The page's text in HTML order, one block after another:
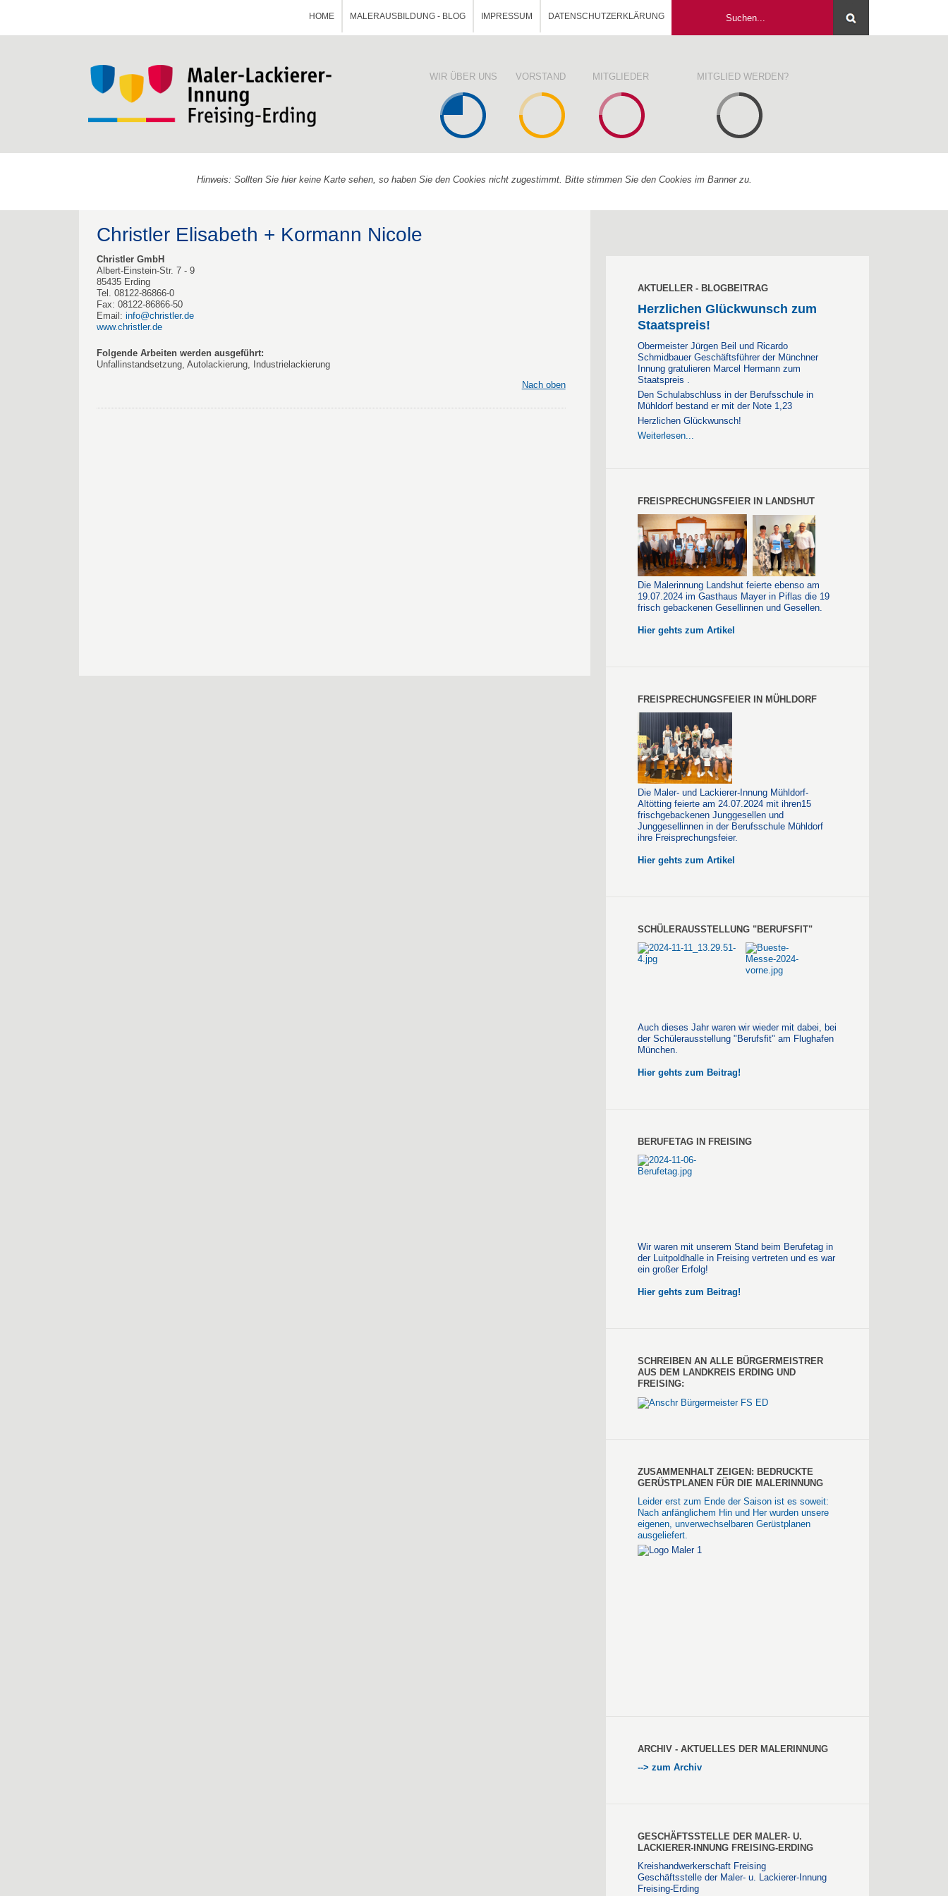
DATENSCHUTZERKLÄRUNG
IMPRESSUM
MALERAUSBILDUNG - BLOG
HOME
WIR ÜBER UNS VORSTAND MITGLIEDER MITGLIED WERDEN?
Hinweis: Sollten Sie hier keine Karte sehen, so haben Sie den Cookies nicht zugestimmt. Bitte stimmen Sie den Cookies im Banner zu.
Christler Elisabeth + Kormann Nicole
Christler GmbH
Albert-Einstein-Str. 7 - 9
85435 Erding
Tel. 08122-86866-0
Fax: 08122-86866-50
Email: info@christler.de
www.christler.de
Folgende Arbeiten werden ausgeführt:
Unfallinstandsetzung, Autolackierung, Industrielackierung
Nach oben
AKTUELLER - BLOGBEITRAG
Herzlichen Glückwunsch zum
Staatspreis!
Obermeister Jürgen Beil und Ricardo
Schmidbauer Geschäftsführer der Münchner
Innung gratulieren Marcel Hermann zum
Staatspreis .
Den Schulabschluss in der Berufsschule in
Mühldorf bestand er mit der Note 1,23
Herzlichen Glückwunsch!
Weiterlesen...
FREISPRECHUNGSFEIER IN LANDSHUT
Die Malerinnung Landshut feierte ebenso am
19.07.2024 im Gasthaus Mayer in Piflas die 19
frisch gebackenen Gesellinnen und Gesellen.
Hier gehts zum Artikel
FREISPRECHUNGSFEIER IN MÜHLDORF
Die Maler- und Lackierer-Innung Mühldorf-
Altötting feierte am 24.07.2024 mit ihren15
frischgebackenen Junggesellen und
Junggesellinnen in der Berufsschule Mühldorf
ihre Freisprechungsfeier.
Hier gehts zum Artikel
SCHÜLERAUSSTELLUNG "BERUFSFIT"
Auch dieses Jahr waren wir wieder mit dabei, bei
der Schülerausstellung "Berufsfit" am Flughafen
München.
Hier gehts zum Beitrag!
BERUFETAG IN FREISING
Wir waren mit unserem Stand beim Berufetag in
der Luitpoldhalle in Freising vertreten und es war
ein großer Erfolg!
Hier gehts zum Beitrag!
SCHREIBEN AN ALLE BÜRGERMEISTRER
AUS DEM LANDKREIS ERDING UND
FREISING:
ZUSAMMENHALT ZEIGEN: BEDRUCKTE
GERÜSTPLANEN FÜR DIE MALERINNUNG
Leider erst zum Ende der Saison ist es soweit:
Nach anfänglichem Hin und Her wurden unsere
eigenen, unverwechselbaren Gerüstplanen
ausgeliefert.
ARCHIV - AKTUELLES DER MALERINNUNG
--> zum Archiv
GESCHÄFTSSTELLE DER MALER- U.
LACKIERER-INNUNG FREISING-ERDING
Kreishandwerkerschaft Freising
Geschäftsstelle der Maler- u. Lackierer-Innung
Freising-Erding